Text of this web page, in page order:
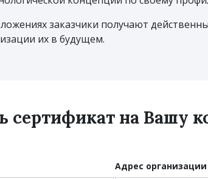
заказчики получают
их в будущем.
сертификат на Вашу
Адрес организации